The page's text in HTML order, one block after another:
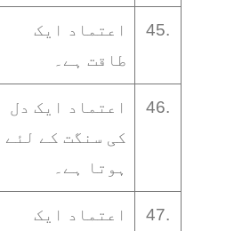
اعتماد ایک
طاقت ہے۔
45.
اعتماد ایک دل
کی سنگت کے لئے
ہوتا ہے۔
46.
اعتماد ایک
47.